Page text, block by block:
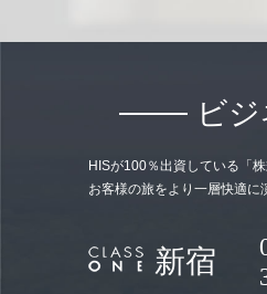
ビ
HISが100％出資している「
お客様の旅をより一層快適
新宿